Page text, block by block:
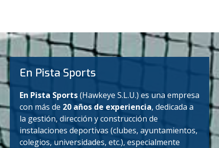
En Pista Sports
En Pista Sports(Hawkeye S.L.U.) es una empresa
con más de 20 años de experiencia, dedicada a
la gestión, dirección y construcción de
instalaciones deportivas (clubes, ayuntamientos,
colegios, universidades, etc.), especialmente